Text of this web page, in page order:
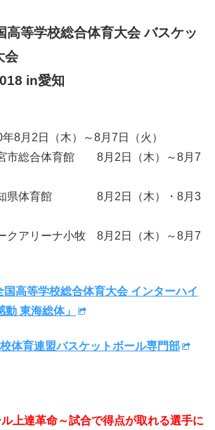
高等学校総合体育大会 バスケッ
会
in愛知
8月2日（木）～8月7日（火）
市総合体育館 8月2日（木）～8月7
体育館 8月2日（木）・8月3
リーナ小牧 8月2日（木）～8月7
国高等学校総合体育大会 インターハイ
動 東海総体」
体育連盟バスケットボール専門部
上達革命～試合で得点が取れる選手に